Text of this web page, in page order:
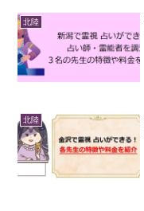
北陸
北陸